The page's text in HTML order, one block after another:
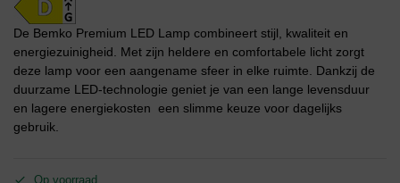
De Bemko Premium LED Lamp combineert stijl, kwaliteit en
energiezuinigheid. Met zijn heldere en comfortabele licht zorgt
deze lamp voor een aangename sfeer in elke ruimte. Dankzij de
duurzame LED-technologie geniet je van een lange levensduur
en lagere energiekosten  een slimme keuze voor dagelijks
gebruik.
Op voorraad